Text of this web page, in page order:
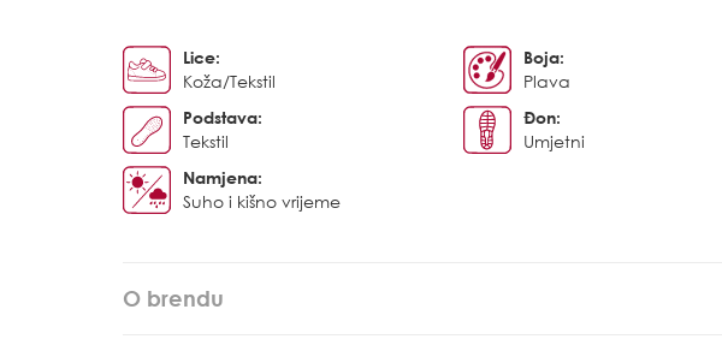
Lice:
Koža/Tekstil
Boja:
Plava
Podstava:
Tekstil
Đon:
Umjetni
Namjena:
Suho i kišno vrijeme
O brendu